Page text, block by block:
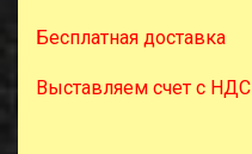
Бесплатная доставка
Выставляем счет с НДС